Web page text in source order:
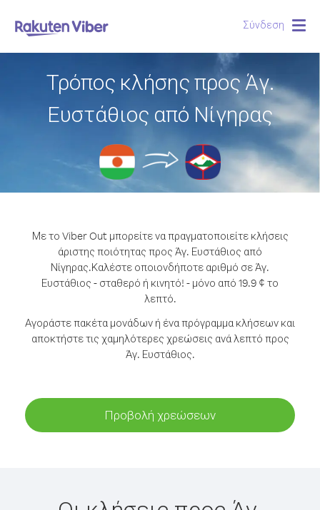
Σύνδεση
Τρόπος κλήσης προς Άγ.
Ευστάθιος από Νίγηρας
Με το Viber Out μπορείτε να πραγματοποιείτε κλήσεις
άριστης ποιότητας προς Άγ. Ευστάθιος από
Νίγηρας.Καλέστε οποιονδήποτε αριθμό σε Άγ.
Ευστάθιος - σταθερό ή κινητό! - μόνο από 19.9 ¢ το
λεπτό.
Αγοράστε πακέτα μονάδων ή ένα πρόγραμμα κλήσεων και
αποκτήστε τις χαμηλότερες χρεώσεις ανά λεπτό προς
Άγ. Ευστάθιος.
Προβολή χρεώσεων